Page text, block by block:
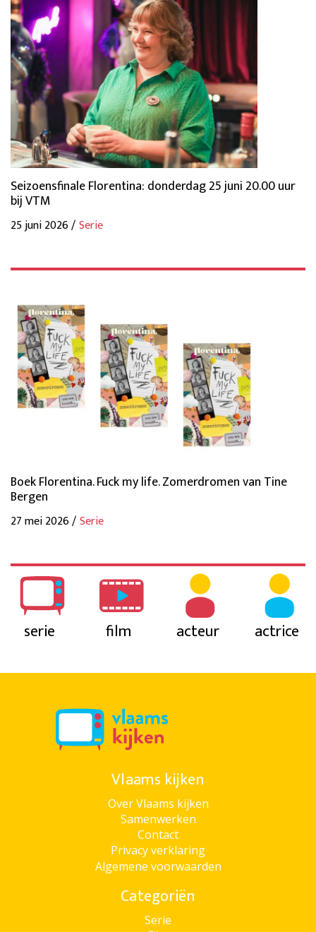
Seizoensfinale Florentina: donderdag 25 juni 20.00 uur
bij VTM
25 juni 2026 /Serie
Boek Florentina. Fuck my life. Zomerdromen van Tine
Bergen
27 mei 2026 /Serie
serie film acteur actrice
Vlaams kijken
Over Vlaams kijken
Samenwerken
Contact
Privacy verklaring
Algemene voorwaarden
Categoriën
Serie